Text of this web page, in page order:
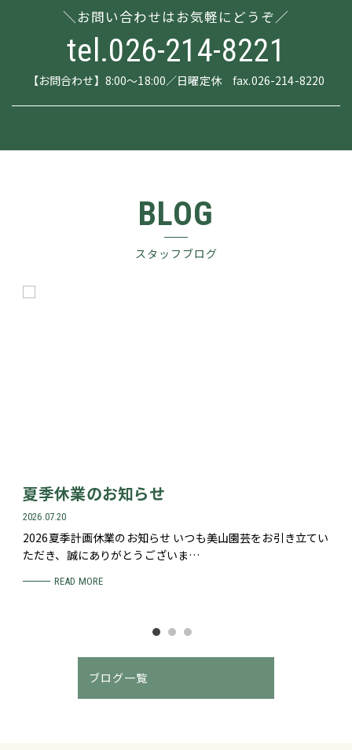
お問い合わせはお気軽にどうぞ
tel.026-214-8221
【お問合わせ】8:00～18:00／日曜定休 fax.026-214-8220
BLOG
スタッフブログ
夏季休業のお知らせ
2026.07.20
2026夏季計画休業のお知らせ いつも美山園芸をお引き立てい
ただき、誠にありがとうございま…
READ MORE
ブログ一覧